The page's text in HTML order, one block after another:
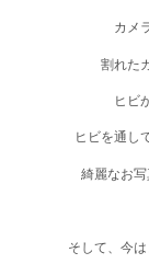
カメ
割れた
ヒビ
ヒビを通し
綺麗なお写
そして、今